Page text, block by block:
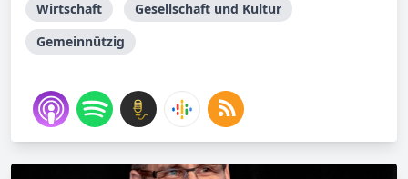
Wirtschaft
Gesellschaft und Kultur
Gemeinnützig